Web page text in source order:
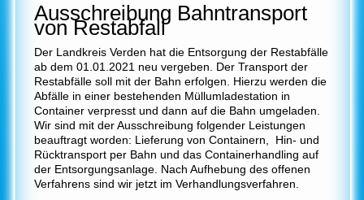
Ausschreibung Bahntransport
von Restabfall
Der Landkreis Verden hat die Entsorgung der Restabfälle
ab dem 01.01.2021 neu vergeben. Der Transport der
Restabfälle soll mit der Bahn erfolgen. Hierzu werden die
Abfälle in einer bestehenden Müllumladestation in
Container verpresst und dann auf die Bahn umgeladen.
Wir sind mit der Ausschreibung folgender Leistungen
beauftragt worden: Lieferung von Containern, Hin- und
Rücktransport per Bahn und das Containerhandling auf
der Entsorgungsanlage. Nach Aufhebung des offenen
Verfahrens sind wir jetzt im Verhandlungsverfahren.